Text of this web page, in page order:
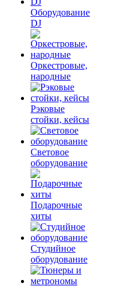
Оборудование
DJ
Оркестровые,
народные
Рэковые
стойки, кейсы
Световое
оборудование
Подарочные
хиты
Студийное
оборудование